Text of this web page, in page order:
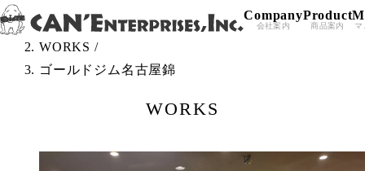
Skip to content
Company
会社案内
Product
商品案内 マ
TOP /
WORKS /
ゴールドジム名古屋錦
WORKS